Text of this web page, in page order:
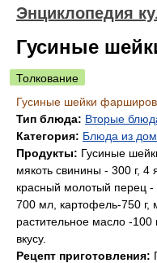
Энциклопедия
Гусиные
Толкование
Гусиные шейки
Тип блюда: Вторые
Категория: Блюда из
Продукты: Гусиные
мякоть свинины - 300 г, 4
красный молотый перец
700 мл, картофель-750 г,
растительное масло -
вкусу.
Рецепт приготовления: